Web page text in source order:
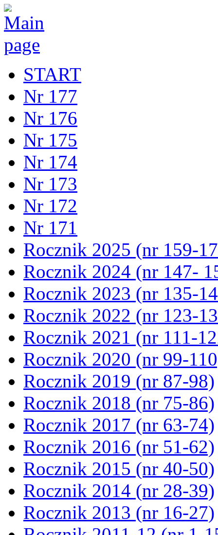
START
Nr 177
Nr 176
Nr 175
Nr 174
Nr 173
Nr 172
Nr 171
Rocznik 2025 (nr 159-
Rocznik 2024 (nr 147-
Rocznik 2023 (nr 135-
Rocznik 2022 (nr 123-
Rocznik 2021 (nr 111-
Rocznik 2020 (nr 99-
Rocznik 2019 (nr 87-98)
Rocznik 2018 (nr 75-86)
Rocznik 2017 (nr 63-74)
Rocznik 2016 (nr 51-62)
Rocznik 2015 (nr 40-50)
Rocznik 2014 (nr 28-39)
Rocznik 2013 (nr 16-27)